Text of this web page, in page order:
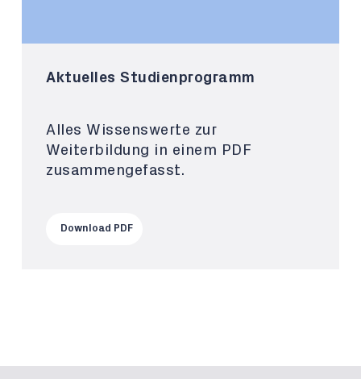
Aktuelles Studienprogramm
Alles Wissenswerte zur
Weiterbildung in einem PDF
zusammengefasst.
Download PDF